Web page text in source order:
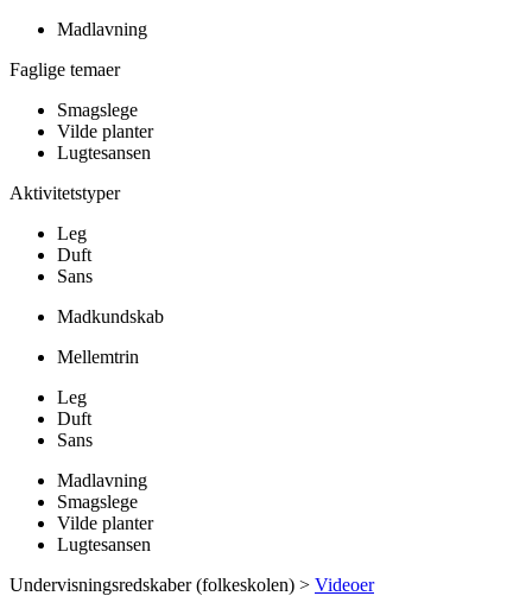
Madlavning
Faglige temaer
Smagslege
Vilde planter
Lugtesansen
Aktivitetstyper
Leg
Duft
Sans
Madkundskab
Mellemtrin
Leg
Duft
Sans
Madlavning
Smagslege
Vilde planter
Lugtesansen
Undervisningsredskaber (folkeskolen) > Videoer